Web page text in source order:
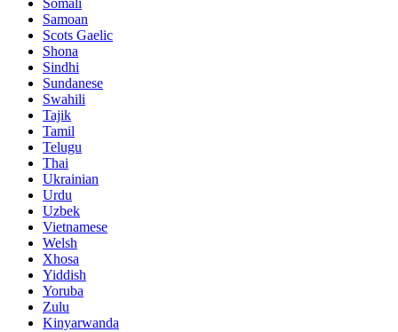
Somali
Samoan
Scots Gaelic
Shona
Sindhi
Sundanese
Swahili
Tajik
Tamil
Telugu
Thai
Ukrainian
Urdu
Uzbek
Vietnamese
Welsh
Xhosa
Yiddish
Yoruba
Zulu
Kinyarwanda